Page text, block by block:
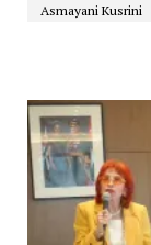
Asmayani Kusrini